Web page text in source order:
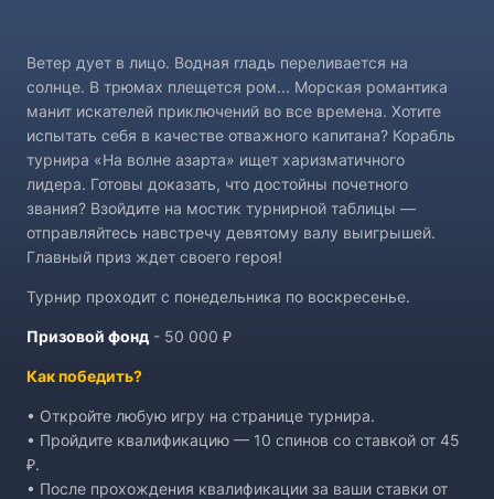
Ветер дует в лицо. Водная гладь переливается на
солнце. В трюмах плещется ром... Морская романтика
манит искателей приключений во все времена. Хотите
испытать себя в качестве отважного капитана? Корабль
турнира «На волне азарта» ищет харизматичного
лидера. Готовы доказать, что достойны почетного
звания? Взойдите на мостик турнирной таблицы —
отправляйтесь навстречу девятому валу выигрышей.
Главный приз ждет своего героя!
Турнир проходит с понедельника по воскресенье.
Призовой фонд - 50 000 ₽
Как победить?
• Откройте любую игру на странице турнира.
• Пройдите квалификацию — 10 спинов со ставкой от 45
₽.
• После прохождения квалификации за ваши ставки от